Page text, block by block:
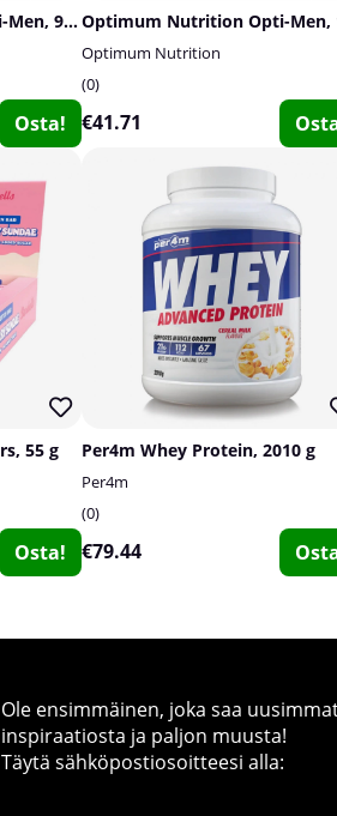
Optimum Nutrition Opti-Men, 90 tabs
Osta!
Optimum Nutrition
0
€41.71
55 g
Osta!
Per4m Whey Protein, 2010 g
Per4m
0
€79.44
Ole ensimmäinen, joka saa
inspiraatiosta ja paljon muusta!
Täytä sähköpostiosoitteesi alla: